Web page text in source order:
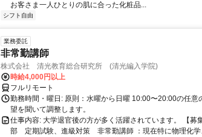
お客さま一人ひとりの肌に合った化粧品...
シフト自由
業務委託
非常勤講師
株式会社 清光教育総合研究所 (清光編入学院)
時給4,000円以上
フルリモート
勤務時間・曜日: 原則：水曜から日曜 10:00〜20:00の任意
望を聞いて調整します。
仕事内容: 大学退官後の方が多く活躍されています。 【募
部 定期試験、進級対策 非常勤講師 ：現在特に物理化学